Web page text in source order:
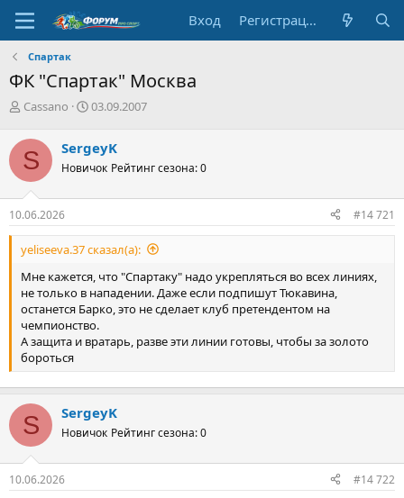
Вход Регистрация
Спартак
ФК "Спартак" Москва
А
т
о
р
т
е
м
ы
Cassano
Д
а
н
ч
л
а
03.09.2007
S SergeyK
Новичок Рейтинг сезона: 0
10.06.2026 #14 721
yeliseeva.37 сказал(а):
Мне кажется, что "Спартаку" надо укрепляться во всех линиях,
не только в нападении. Даже если подпишут Тюкавина,
останется Барко, это не сделает клуб претендентом на
чемпионство.
А защита и вратарь, разве эти линии готовы, чтобы за золото
бороться
S SergeyK
Новичок Рейтинг сезона: 0
10.06.2026 #14 722